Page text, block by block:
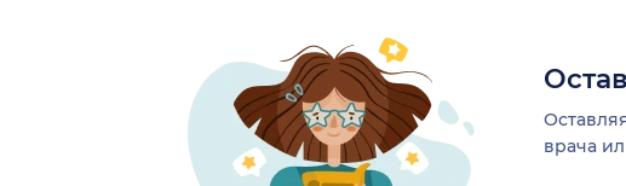
врача